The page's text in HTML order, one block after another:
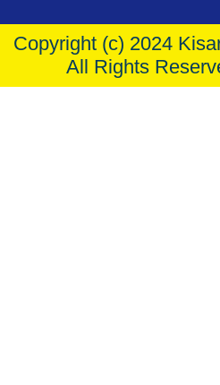
Copyright (c) 2024
All Rights